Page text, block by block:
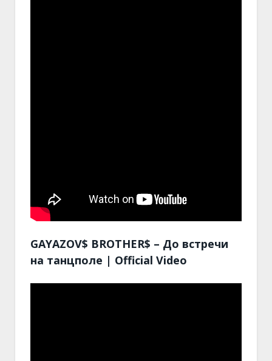
GAYAZOV$ BROTHER$ – До встречи
на танцполе | Official Video